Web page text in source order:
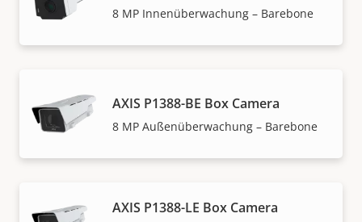
8 MP Innenüberwachung – Barebone
AXIS P1388-BE Box Camera
8 MP Außenüberwachung – Barebone
AXIS P1388-LE Box Camera